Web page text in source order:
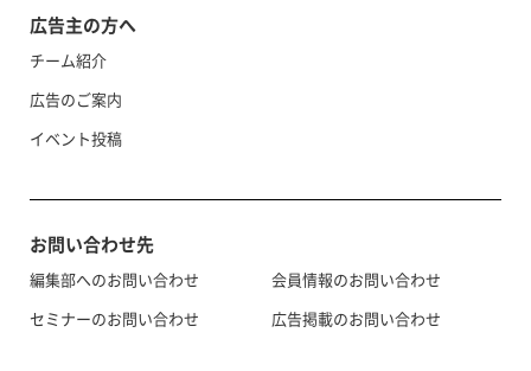
広告主の方へ
チーム紹介
広告のご案内
イベント投稿
お問い合わせ先
編集部へのお問い合わせ
セミナーのお問い合わせ
会員情報のお問い合わせ
広告掲載のお問い合わせ